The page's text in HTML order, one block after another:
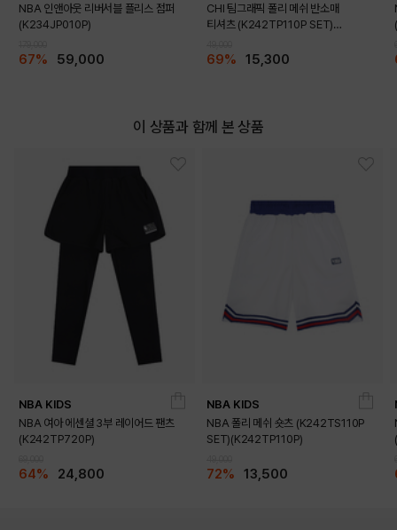
NBA 인앤아웃 리버서블 플리스 점퍼
(K234JP010P)
67% 59,000
CHI 팀그래픽 폴리 메쉬 반소매
티셔츠 (K242TP110P SET)
69% 15,300
이 상품과 함께 본 상품
NBA KIDS
NBA 여아 에센셜 3부 레이어드 팬츠
(K242TP720P)
64% 24,800
NBA KIDS
NBA 폴리 메쉬 숏츠 (K242TS110P
SET)(K242TP110P)
72% 13,500